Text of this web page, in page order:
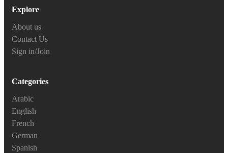
Explore
About us
Contact Us
Sign in/Join
Categories
Arabic
English
French
German
Spanish